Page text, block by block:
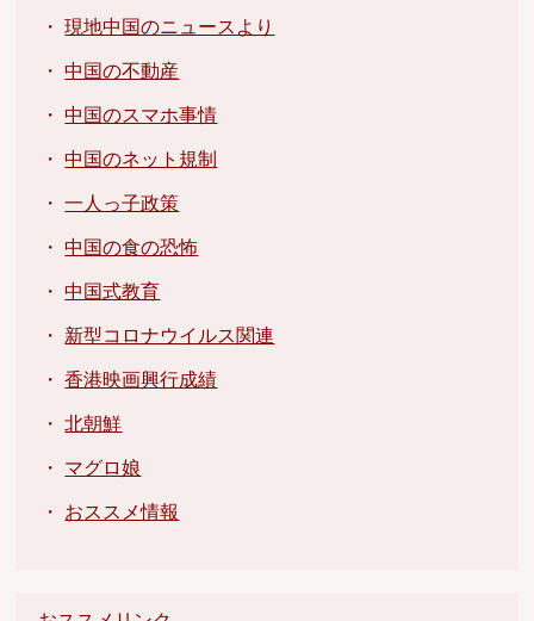
・現地中国のニュースより
・中国の不動産
・中国のスマホ事情
・中国のネット規制
・一人っ子政策
・中国の食の恐怖
・中国式教育
・ 新型コロナウイルス関連
・香港映画興行成績
・北朝鮮
・ マグロ娘
・ おススメ情報